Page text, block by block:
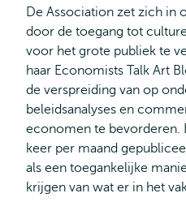
De Association zet zich in
door de toegang tot
voor het grote publiek te
haar Economists Talk Art
de verspreiding van op
beleidsanalyses en
economen te bevorderen.
keer per maand
als een toegankelijke
krijgen van wat er in het